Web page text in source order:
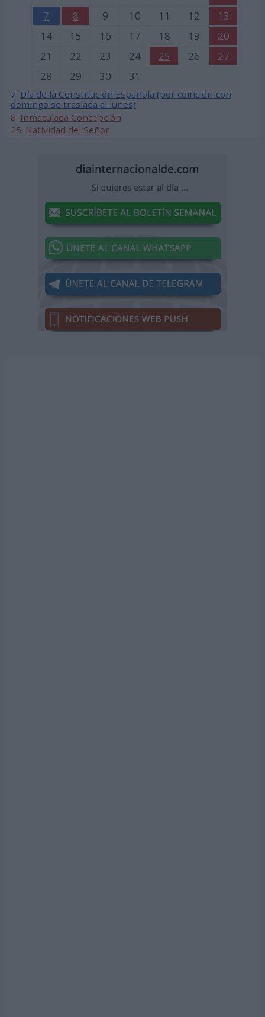
7
8 9 10 11 12
13
14
15 16 17 18 19
20
21
22 23 24 25 26
27
28
29 30 31
7: Día de la Constitución Española (por coincidir con
domingo se traslada al lunes)
8: Inmaculada Concepción
25: Natividad del Señor